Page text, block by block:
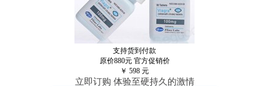
支持货到付款
原价880元 官方促销价
￥ 598 元
立即订购 体验至硬持久的激情